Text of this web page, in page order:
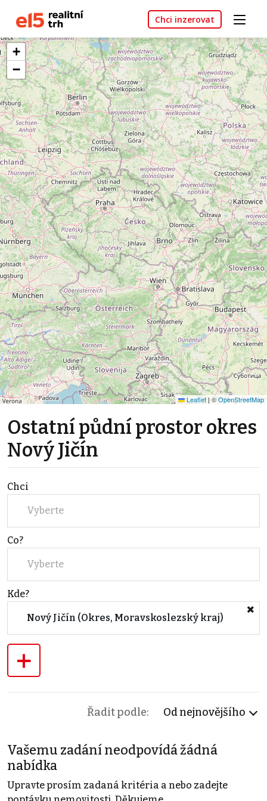
Chci inzerovat
+
−
Leaflet | ©OpenStreetMap
Ostatní půdní prostor okres
Nový Jičín
Chci
Vyberte
Co?
Vyberte
Kde?
Nový Jičín (Okres, Moravskoslezský kraj)
+
Řadit podle: Od nejnovějšího
Vašemu zadání neodpovídá žádná
nabídka
Upravte prosím zadaná kritéria a nebo zadejte